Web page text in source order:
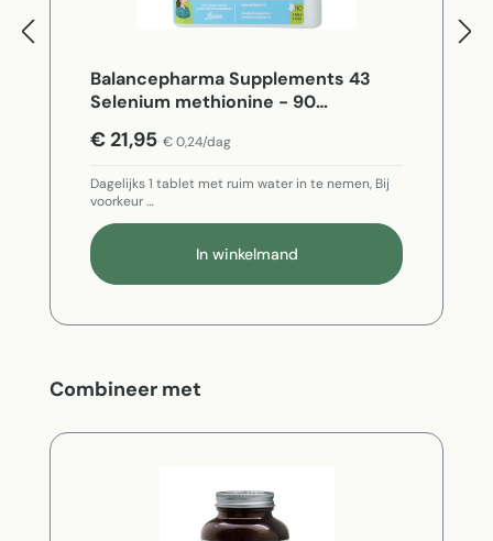
Balancepharma Supplements 43
Selenium methionine - 90
€ 21,95 € 0,24/dag
Dagelijks 1 tablet met ruim water in te nemen, Bij
voorkeur …
In winkelmand
Productgalerij overslaan
Combineer met